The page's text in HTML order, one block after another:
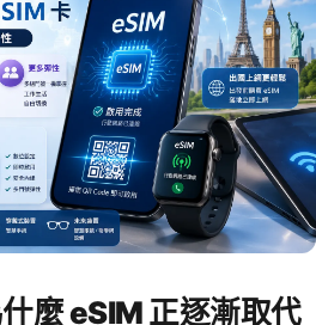
麼 eSIM 正逐漸取代